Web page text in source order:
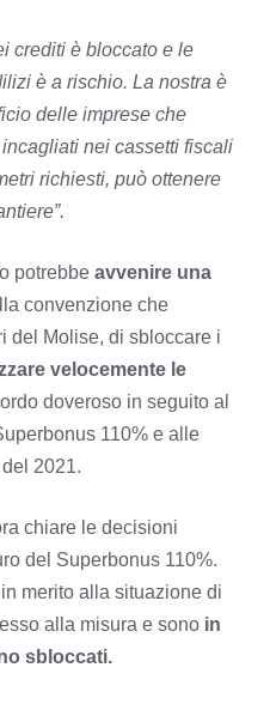
crediti è bloccato e le
è a rischio. La nostra è
delle imprese che
nei cassetti fiscali
richiesti, può ottenere
potrebbe avvenire una
convenzione che
del Molise, di sbloccare i
velocemente le
doveroso in seguito al
110% e alle
2021.
chiare le decisioni
del Superbonus 110%.
merito alla situazione di
alla misura e sono in
sbloccati.